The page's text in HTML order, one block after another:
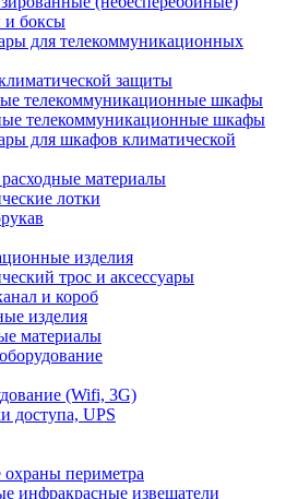
боксы
для телекоммуникационных
защиты
телекоммуникационные шкафы
телекоммуникационные шкафы
для шкафов климатической
материалы
лотки
изделия
трос и аксессуары
и короб
изделия
материалы
(Wifi, 3G)
доступа, UPS
периметра
инфракрасные извещатели